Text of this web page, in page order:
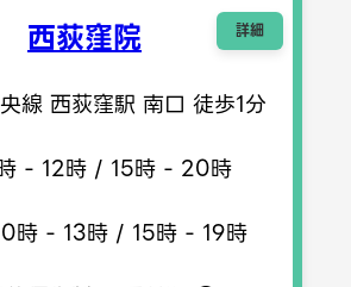
詳細
西荻窪院
線 西荻窪駅 南口 徒歩1分
- 12時 / 15時 - 20時
時 - 13時 / 15時 - 19時